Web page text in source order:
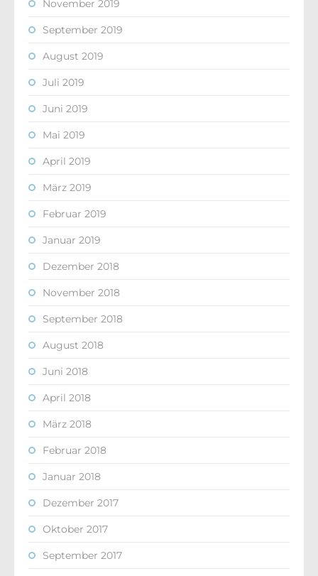
November 2019
September 2019
August 2019
Juli 2019
Juni 2019
Mai 2019
April 2019
März 2019
Februar 2019
Januar 2019
Dezember 2018
November 2018
September 2018
August 2018
Juni 2018
April 2018
März 2018
Februar 2018
Januar 2018
Dezember 2017
Oktober 2017
September 2017